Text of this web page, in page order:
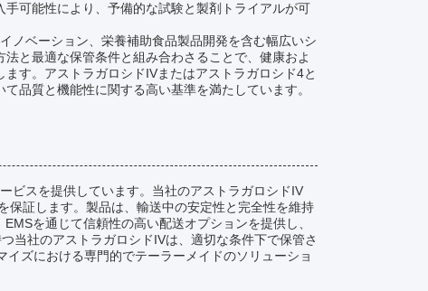
可能性により、予備的な試験と製剤トライアルが可
ノベーション、栄養補助食品製品開発を含む幅広いシ
と最適な保管条件と組み合わさることで、健康およ
す。アストラガロシドIVまたはアストラガロシド4と
品質と機能性に関する高い基準を満たしています。
ビスを提供しています。当社のアストラガロシドIV
保証します。製品は、輸送中の安定性と完全性を維持
を通じて信頼性の高い配送オプションを提供し、
当社のアストラガロシドIVは、適切な条件下で保管さ
ズにおける専門的でテーラーメイドのソリューショ